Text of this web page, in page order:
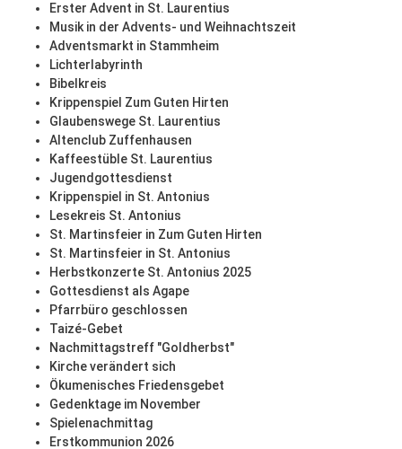
Erster Advent in St. Laurentius
Musik in der Advents- und Weihnachtszeit
Adventsmarkt in Stammheim
Lichterlabyrinth
Bibelkreis
Krippenspiel Zum Guten Hirten
Glaubenswege St. Laurentius
Altenclub Zuffenhausen
Kaffeestüble St. Laurentius
Jugendgottesdienst
Krippenspiel in St. Antonius
Lesekreis St. Antonius
St. Martinsfeier in Zum Guten Hirten
St. Martinsfeier in St. Antonius
Herbstkonzerte St. Antonius 2025
Gottesdienst als Agape
Pfarrbüro geschlossen
Taizé-Gebet
Nachmittagstreff "Goldherbst"
Kirche verändert sich
Ökumenisches Friedensgebet
Gedenktage im November
Spielenachmittag
Erstkommunion 2026